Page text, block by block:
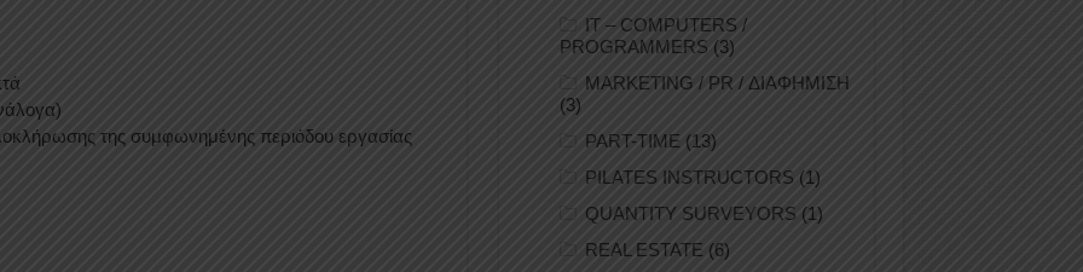
της συμφωνημένης περιόδου εργασίας
IT – COMPUTERS /
PROGRAMMERS (3)
MARKETING / PR / ΔΙΑΦΗΜΙΣΗ
(3)
PART-TIME (13)
PILATES INSTRUCTORS (1)
QUANTITY SURVEYORS (1)
REAL ESTATE (6)